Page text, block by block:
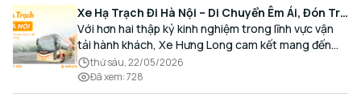
Xe Hạ Trạch Đi Hà Nội – Di Chuyển Êm Ái, Đón Trả
Tận Nơi Cùng Xe Hưng Long
Với hơn hai thập kỷ kinh nghiệm trong lĩnh vực vận
tải hành khách, Xe Hưng Long cam kết mang đến
cho Quý Khách một hành trình di chuyển trọn vẹn,
thoải mái và đúng giờ.
thứ sáu, 22/05/2026
Đã xem:728